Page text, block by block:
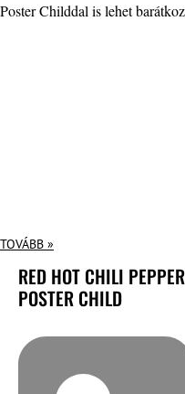
Poster Childdal is lehet
TOVÁBB »
RED HOT CHILI
POSTER CHILD